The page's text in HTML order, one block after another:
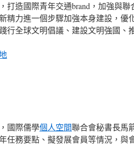
，打造國際青年交通brand，加強與
精力進一個步驟加強本身建設，優
行全球文明倡議、建設文明強國、
國際儒學個人空間聯合會秘書長馬
任務要點、擬發展會員等情況，與